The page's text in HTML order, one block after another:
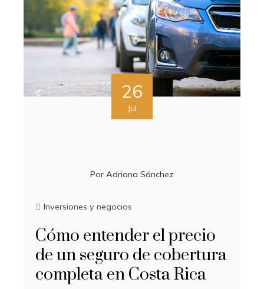
26
Jul
Por Adriana Sánchez
Inversiones y negocios
Cómo entender el precio
de un seguro de cobertura
completa en Costa Rica